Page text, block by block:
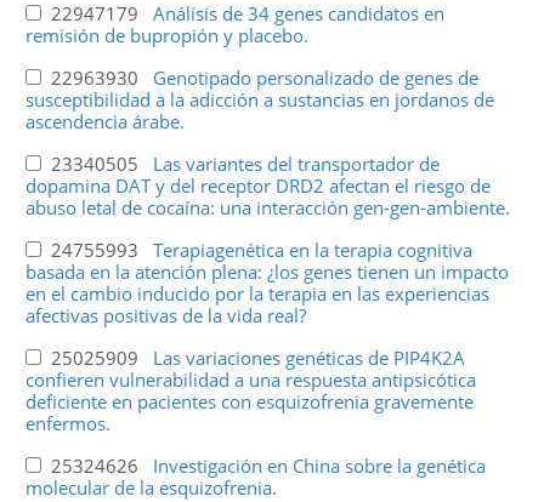
22947179 Análisis de 34 genes candidatos en
remisión de bupropión y placebo.
22963930 Genotipado personalizado de genes de
susceptibilidad a la adicción a sustancias en jordanos de
ascendencia árabe.
23340505 Las variantes del transportador de
dopamina DAT y del receptor DRD2 afectan el riesgo de
abuso letal de cocaína: una interacción gen-gen-ambiente.
24755993 Terapiagenética en la terapia cognitiva
basada en la atención plena: ¿los genes tienen un impacto
en el cambio inducido por la terapia en las experiencias
afectivas positivas de la vida real?
25025909 Las variaciones genéticas de PIP4K2A
confieren vulnerabilidad a una respuesta antipsicótica
deficiente en pacientes con esquizofrenia gravemente
enfermos.
25324626 Investigación en China sobre la genética
molecular de la esquizofrenia.